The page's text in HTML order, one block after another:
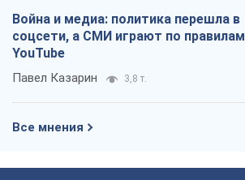
Война и медиа: политика перешла в
соцсети, а СМИ играют по правилам
YouTube
Павел Казарин 3,8 т.
Все мнения